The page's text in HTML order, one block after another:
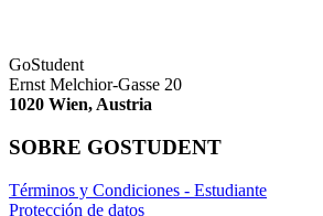
GoStudent
Ernst Melchior-Gasse 20
1020 Wien, Austria
SOBRE GOSTUDENT
Términos y Condiciones - Estudiante
Protección de datos